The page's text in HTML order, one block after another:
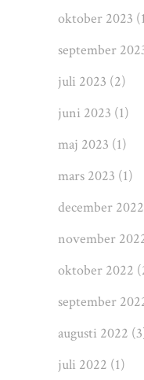
oktober 2023
september
juli 2023 (2)
juni 2023 (1)
maj 2023 (1)
mars 2023 (1)
december 2022
november
oktober 2022
september
augusti 2022
juli 2022 (1)